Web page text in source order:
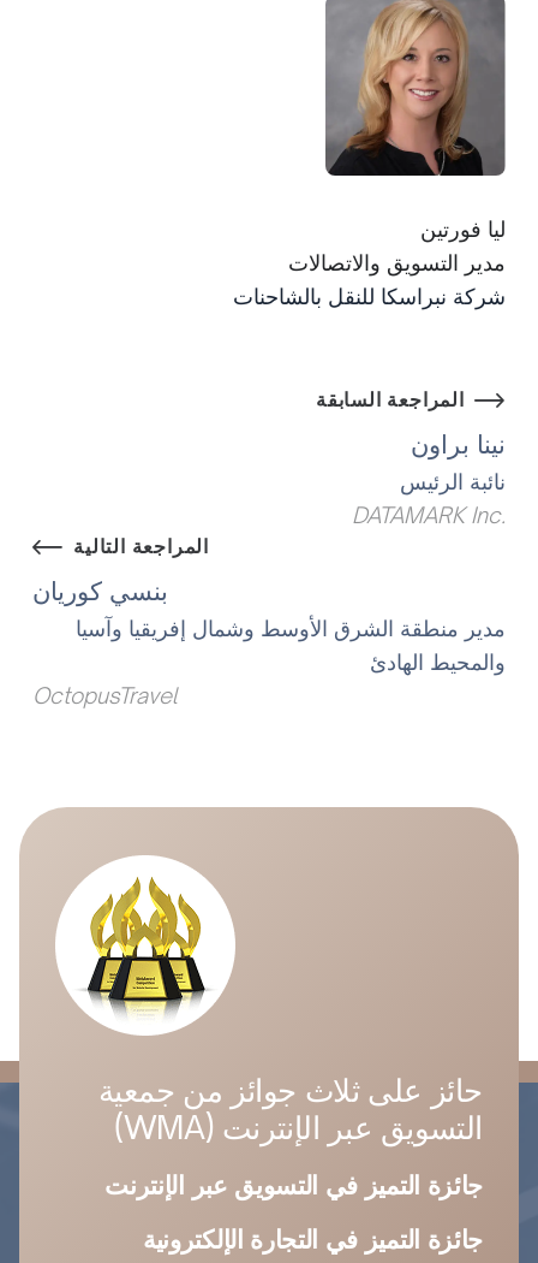
ليا فورتين
مدير التسويق والاتصالات
شركة نبراسكا للنقل بالشاحنات
المراجعة السابقة
نينا براون
نائبة الرئيس
.DATAMARK Inc
المراجعة التالية
بنسي كوريان
مدير منطقة الشرق الأوسط وشمال إفريقيا وآسيا
والمحيط الهادئ
OctopusTravel
حائز على ثلاث جوائز من جمعية
التسويق عبر الإنترنت (WMA)
جائزة التميز في التسويق عبر الإنترنت
جائزة التميز في التجارة الإلكترونية